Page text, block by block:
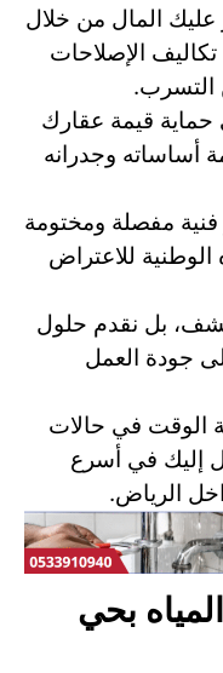
عليك المال من خلال
الإصلاحات
التسرب.
قيمة عقارك
أساساته وجدرانه
فنية مفصلة ومختومة
الوطنية للاعتراض
بل نقدم حلول
جودة العمل
الوقت في حالات
إليك في أسرع
الرياض.
بحي